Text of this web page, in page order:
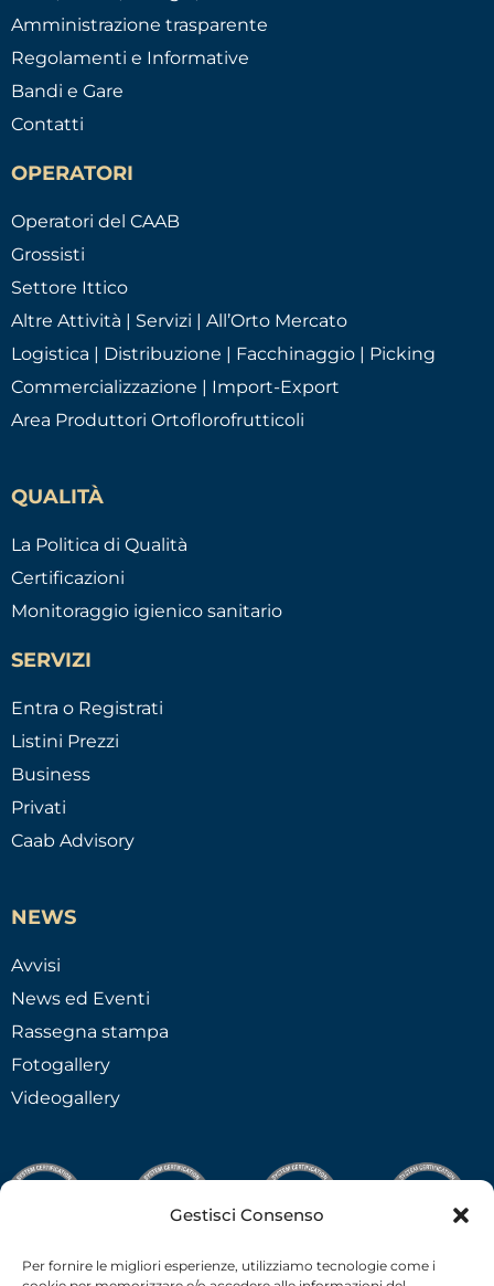
Gestisci Consenso
Per fornire le migliori esperienze, utilizziamo tecnologie come i
Amministrazione trasparente
Regolamenti e Informative
Bandi e Gare
Contatti
OPERATORI
Operatori del CAAB
Grossisti
Settore Ittico
Altre Attività | Servizi | All’Orto Mercato
Logistica | Distribuzione | Facchinaggio | Picking
Commercializzazione | Import-Export
Area Produttori Ortoflorofrutticoli
QUALITÀ
La Politica di Qualità
Certificazioni
Monitoraggio igienico sanitario
SERVIZI
Entra o Registrati
Listini Prezzi
Business
Privati
Caab Advisory
NEWS
Avvisi
News ed Eventi
Rassegna stampa
Fotogallery
Videogallery